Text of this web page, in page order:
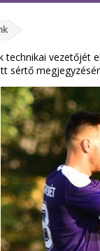
technikai vezetőjét
sértő